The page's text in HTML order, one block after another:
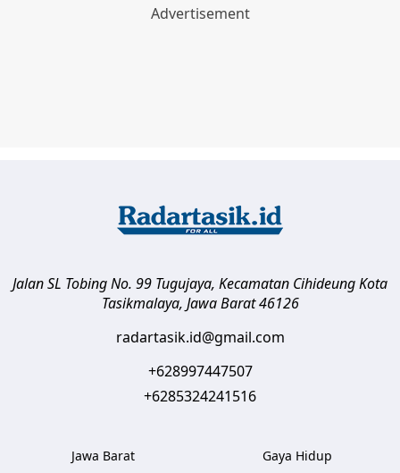
Jalan SL Tobing No. 99 Tugujaya, Kecamatan CihideungKota
Tasikmalaya, Jawa Barat 46126
radartasik.id@gmail.com
+628997447507
+6285324241516
Jawa Barat Gaya Hidup